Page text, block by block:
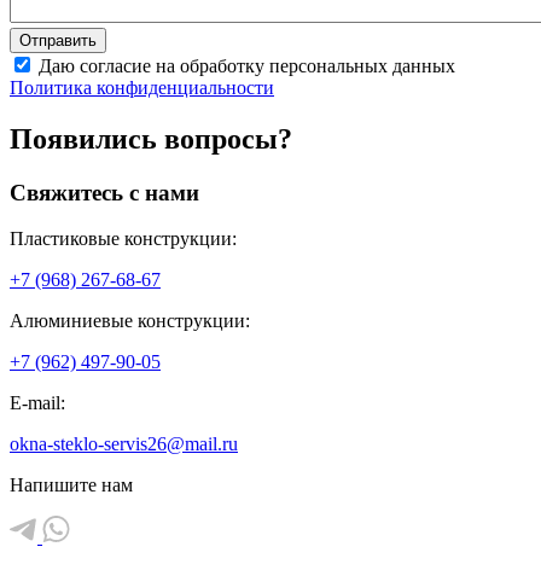
Даю согласие на обработку персональных данных
Политика конфиденциальности
Появились вопросы?
Свяжитесь с нами
Пластиковые конструкции:
+7 (968) 267-68-67
Алюминиевые конструкции:
+7 (962) 497-90-05
E-mail:
okna-steklo-servis26@mail.ru
Напишите нам